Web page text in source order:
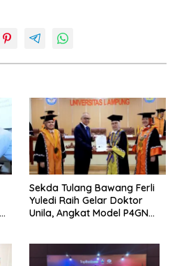
Sekda Tulang Bawang Ferli
Yuledi Raih Gelar Doktor
Unila, Angkat Model P4GN